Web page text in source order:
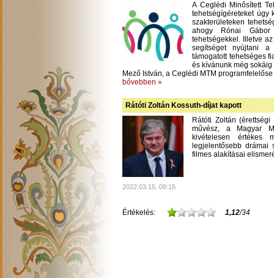
A Ceglédi Minősített
tehetségígéreteket úgy
szakterületeken
ahogy Rónai Gábor
tehetségekkel. Illetve
segítséget nyújtani a
támogatott tehetséges
és kívánunk még
Mező István, a Ceglédi MTM programfelelőse
bővebben »
Rátóti Zoltán Kossuth-díjat kapott
Rátóti Zoltán
művész, a Magyar
kivételesen értékes
legjelentősebb drámai
filmes alakításai
2022.03.15. 09:15
Értékelés: 1,12/34